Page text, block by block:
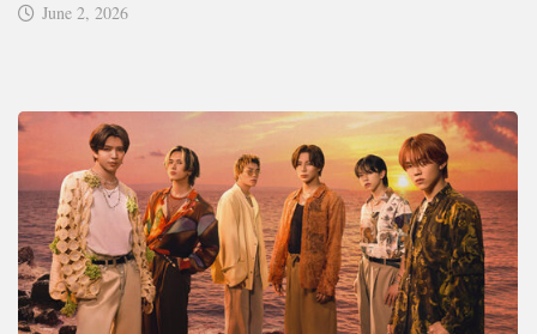
June 2, 2026